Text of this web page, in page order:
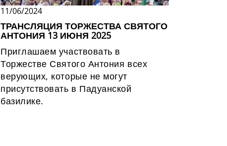
11/06/2024
ТРАНСЛЯЦИЯ ТОРЖЕСТВА СВЯТОГО
АНТОНИЯ 13 ИЮНЯ 2025
Приглашаем участвовать в
Торжестве Святого Антония всех
верующих, которые не могут
присутствовать в Падуанской
базилике.